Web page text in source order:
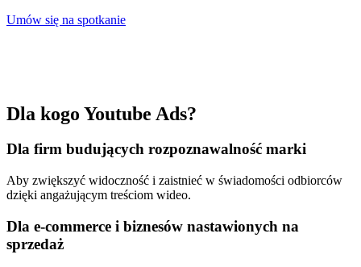
Umów się na spotkanie
Dla kogo Youtube Ads?
Dla firm budujących rozpoznawalność marki
Aby zwiększyć widoczność i zaistnieć w świadomości odbiorców
dzięki angażującym treściom wideo.
Dla e-commerce i biznesów nastawionych na
sprzedaż